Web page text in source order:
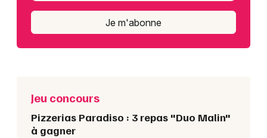
Je m'abonne
Jeu concours
Pizzerias Paradiso : 3 repas "Duo Malin"
à gagner